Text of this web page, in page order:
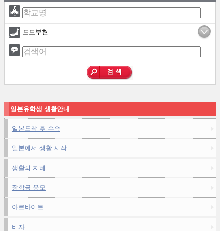
도도부현
일본유학생 생활안내
일본도착 후 수속
일본에서 생활 시작
생활의 지혜
장학금 응모
아르바이트
비자